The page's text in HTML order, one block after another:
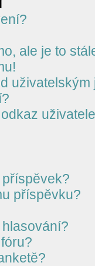
ale je to
uživatelským
příspěvku?